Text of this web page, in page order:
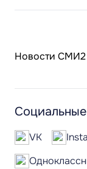
Новости СМИ2
VK